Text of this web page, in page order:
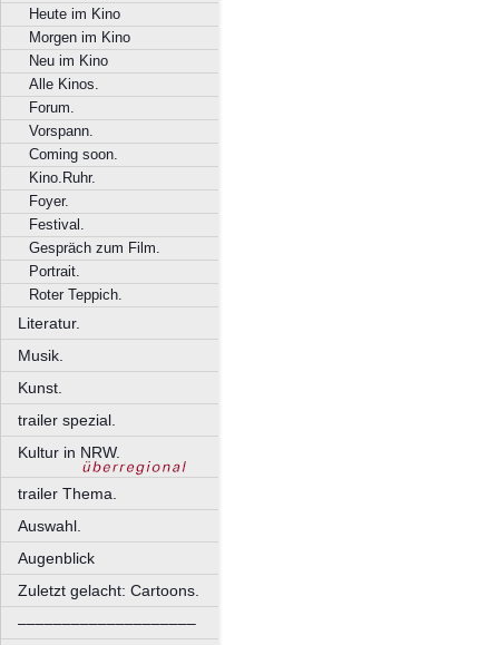
Heute im Kino
Morgen im Kino
Neu im Kino
Alle Kinos.
Forum.
Vorspann.
Coming soon.
Kino.Ruhr.
Foyer.
Festival.
Gespräch zum Film.
Portrait.
Roter Teppich.
Literatur.
Musik.
Kunst.
trailer spezial.
Kultur in NRW.
trailer Thema.
Auswahl.
Augenblick
Zuletzt gelacht: Cartoons.
––––––––––––––––––––